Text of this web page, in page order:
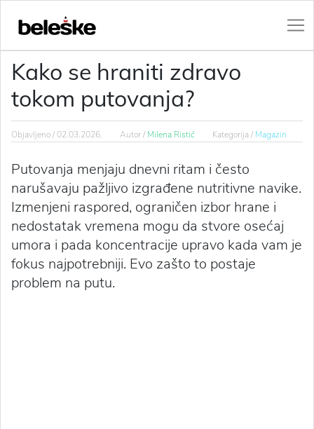
Kako se hraniti zdravo
tokom putovanja?
Objavljeno /02.03.2026. Autor / Milena Ristić Kategorija / Magazin
Putovanja menjaju dnevni ritam i često
narušavaju pažljivo izgrađene nutritivne navike.
Izmenjeni raspored, ograničen izbor hrane i
nedostatak vremena mogu da stvore osećaj
umora i pada koncentracije upravo kada vam je
fokus najpotrebniji. Evo zašto to postaje
problem na putu.